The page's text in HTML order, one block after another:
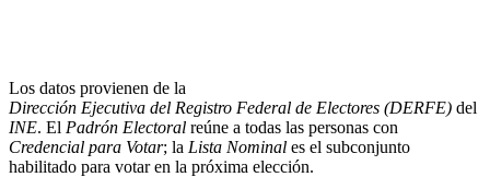
Los datos provienen de la
Dirección Ejecutiva del Registro Federal de Electores (DERFE) del
INE. El Padrón Electoral reúne a todas las personas con
Credencial para Votar; la Lista Nominal es el subconjunto
habilitado para votar en la próxima elección.